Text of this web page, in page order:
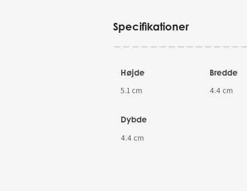
Specifikationer
Højde
5.1 cm
Bredde
4.4 cm
Dybde
4.4 cm